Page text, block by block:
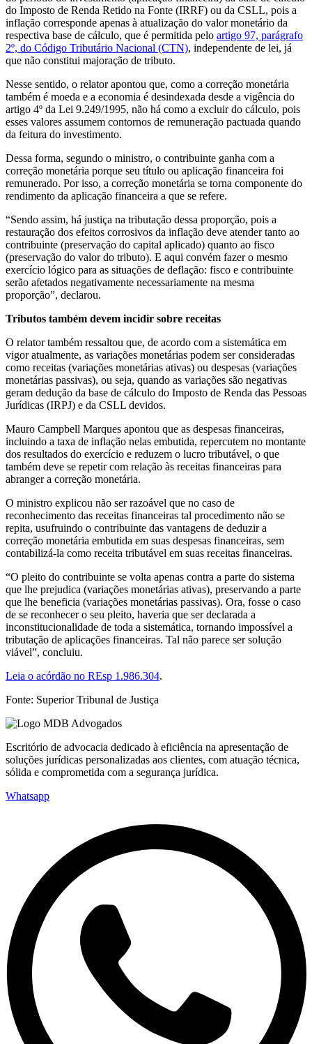
do Imposto de Renda Retido na Fonte (IRRF) ou da CSLL, pois a
inflação corresponde apenas à atualização do valor monetário da
respectiva base de cálculo, que é permitida pelo artigo 97, parágrafo
2º, do Código Tributário Nacional (CTN), independente de lei, já
que não constitui majoração de tributo.
Nesse sentido, o relator apontou que, como a correção monetária
também é moeda e a economia é desindexada desde a vigência do
artigo 4º da Lei 9.249/1995, não há como a excluir do cálculo, pois
esses valores assumem contornos de remuneração pactuada quando
da feitura do investimento.
Dessa forma, segundo o ministro, o contribuinte ganha com a
correção monetária porque seu título ou aplicação financeira foi
remunerado. Por isso, a correção monetária se torna componente do
rendimento da aplicação financeira a que se refere.
“Sendo assim, há justiça na tributação dessa proporção, pois a
restauração dos efeitos corrosivos da inflação deve atender tanto ao
contribuinte (preservação do capital aplicado) quanto ao fisco
(preservação do valor do tributo). E aqui convém fazer o mesmo
exercício lógico para as situações de deflação: fisco e contribuinte
serão afetados negativamente necessariamente na mesma
proporção”, declarou.
Tributos também devem incidir sobre receitas
O relator também ressaltou que, de acordo com a sistemática em
vigor atualmente, as variações monetárias podem ser consideradas
como receitas (variações monetárias ativas) ou despesas (variações
monetárias passivas), ou seja, quando as variações são negativas
geram dedução da base de cálculo do Imposto de Renda das Pessoas
Jurídicas (IRPJ) e da CSLL devidos.
Mauro Campbell Marques apontou que as despesas financeiras,
incluindo a taxa de inflação nelas embutida, repercutem no montante
dos resultados do exercício e reduzem o lucro tributável, o que
também deve se repetir com relação às receitas financeiras para
abranger a correção monetária.
O ministro explicou não ser razoável que no caso de
reconhecimento das receitas financeiras tal procedimento não se
repita, usufruindo o contribuinte das vantagens de deduzir a
correção monetária embutida em suas despesas financeiras, sem
contabilizá-la como receita tributável em suas receitas financeiras.
“O pleito do contribuinte se volta apenas contra a parte do sistema
que lhe prejudica (variações monetárias ativas), preservando a parte
que lhe beneficia (variações monetárias passivas). Ora, fosse o caso
de se reconhecer o seu pleito, haveria que ser declarada a
inconstitucionalidade de toda a sistemática, tornando impossível a
tributação de aplicações financeiras. Tal não parece ser solução
viável”, concluiu.
Leia o acórdão no REsp 1.986.304.
Fonte: Superior Tribunal de Justiça
Escritório de advocacia dedicado à eficiência na apresentação de
soluções jurídicas personalizadas aos clientes, com atuação técnica,
sólida e comprometida com a segurança jurídica.
Whatsapp